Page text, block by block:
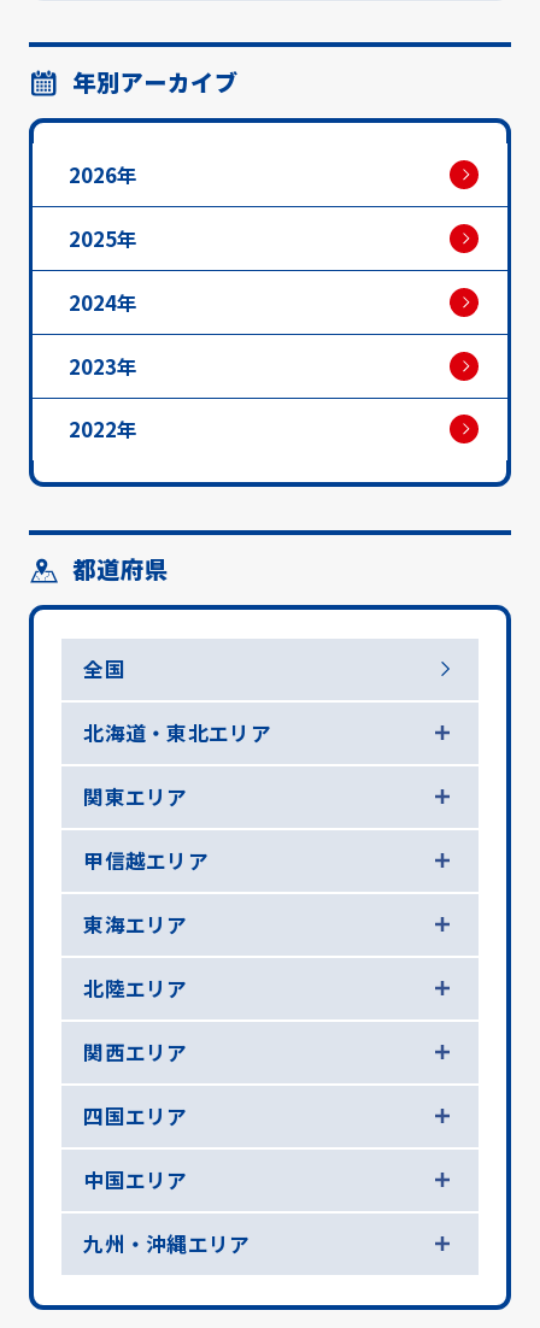
年別アーカイブ
2026年
2025年
2024年
2023年
2022年
都道府県
全国
北海道・東北エリア
関東エリア
甲信越エリア
東海エリア
北陸エリア
関西エリア
四国エリア
中国エリア
九州・沖縄エリア